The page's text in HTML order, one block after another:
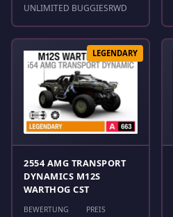
UNLIMITED BUGGIESRWD
LEGENDARY
2554 AMG TRANSPORT
DYNAMICS M12S
WARTHOG CST
BEWERTUNG PREIS